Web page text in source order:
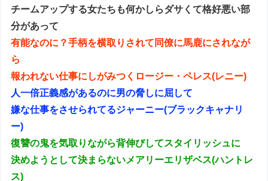
チームアップする女たちも何かしらダサくて格好悪い部
分があって
有能なのに？手柄を横取りされて同僚に馬鹿にされなが
ら
報われない仕事にしがみつくロージー・ペレス(レニー)
人一倍正義感があるのに男の脅しに屈して
嫌な仕事をさせられてるジャーニー(ブラックキャナリ
ー)
復讐の鬼を気取りながら背伸びしてスタイリッシュに
決めようとして決まらないメアリーエリザベス(ハントレ
ス)